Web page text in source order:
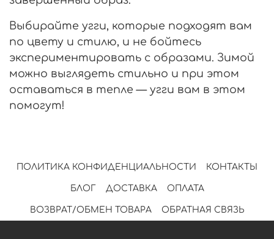
Выбирайте угги, которые подходят вам
по цвету и стилю, и не бойтесь
экспериментировать с образами. Зимой
можно выглядеть стильно и при этом
оставаться в тепле — угги вам в этом
помогут!
ПОЛИТИКА КОНФИДЕНЦИАЛЬНОСТИ КОНТАКТЫ
БЛОГ ДОСТАВКА ОПЛАТА
ВОЗВРАТ/ОБМЕН ТОВАРА ОБРАТНАЯ СВЯЗЬ